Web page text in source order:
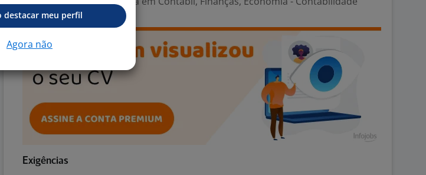
Exigências
destacar meu perfil
Agora não